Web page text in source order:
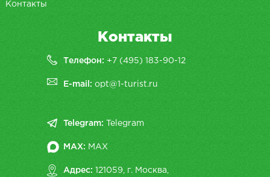
Контакты
Контакты
Телефон: +7 (495) 183-90-12
E-mail:opt@1-turist.ru
Telegram: Telegram
MAX: MAX
Адрес: 121059, г. Москва,